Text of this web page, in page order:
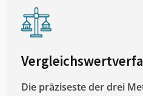
Die präziseste der drei